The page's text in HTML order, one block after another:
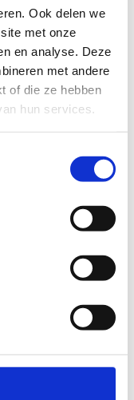
Ook delen we
met onze
en analyse. Deze
met andere
of die ze hebben
hun services.
onverharde
100% onverharde
: redelijk goed